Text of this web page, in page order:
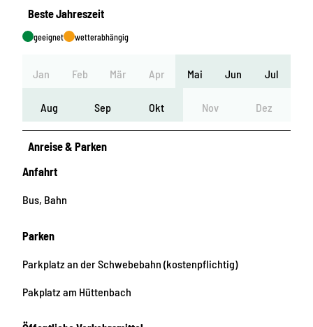
Beste Jahreszeit
geeignet wetterabhängig
Jan Feb Mär Apr Mai Jun Jul
Aug Sep Okt Nov Dez
Anreise & Parken
Anfahrt
Bus, Bahn
Parken
Parkplatz an der Schwebebahn (kostenpflichtig)
Pakplatz am Hüttenbach